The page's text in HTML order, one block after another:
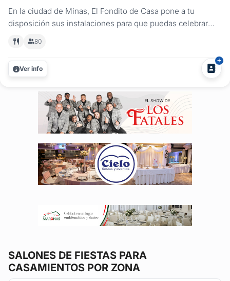
En la ciudad de Minas, El Fondito de Casa pone a tu
disposición sus instalaciones para que puedas celebrar
cómodo salón para bodas, con capacidad para hasta 80
personas, patio con parrillero techado, vajilla, mobiliario, y
equipo de...
80
Ver info
SALONES DE FIESTAS PARA
CASAMIENTOS POR ZONA